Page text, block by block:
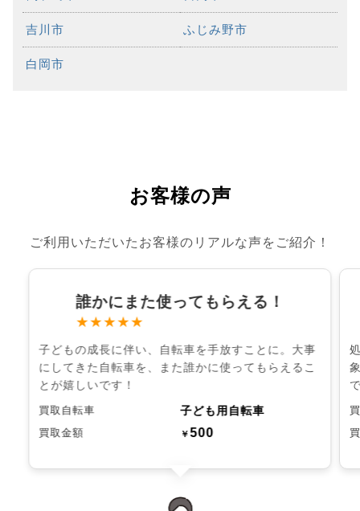
吉川市 ふじみ野市
白岡市
お客様の声
ご利用いただいたお客様のリアルな声をご紹介！
誰かにまた使ってもらえる！
★★★★★
子どもの成長に伴い、自転車を手放すことに。大事
にしてきた自転車を、また誰かに使ってもらえるこ
とが嬉しいです！
買取自転車 子ども用自転車
買取金額 ￥500